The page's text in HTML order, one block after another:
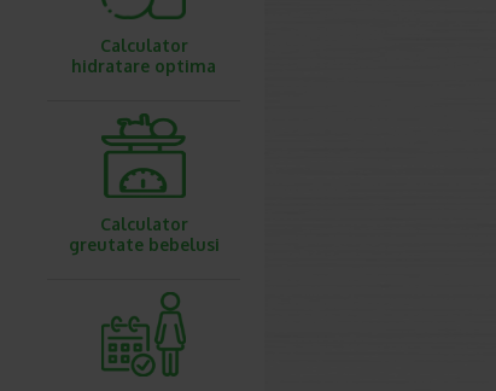
Calculator
hidratare optima
Calculator
greutate bebelusi